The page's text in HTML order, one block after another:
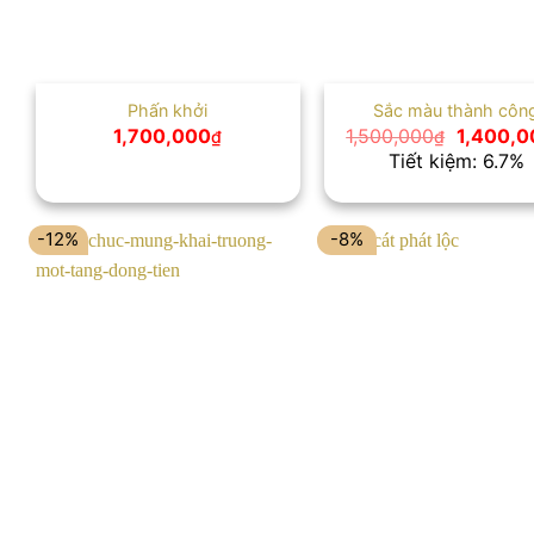
Phấn khởi
1,700,000₫
Sắc màu thành
1,500,000₫ Giá
gốc
là:
Tiết kiệm: 6.7%
-12% -8%